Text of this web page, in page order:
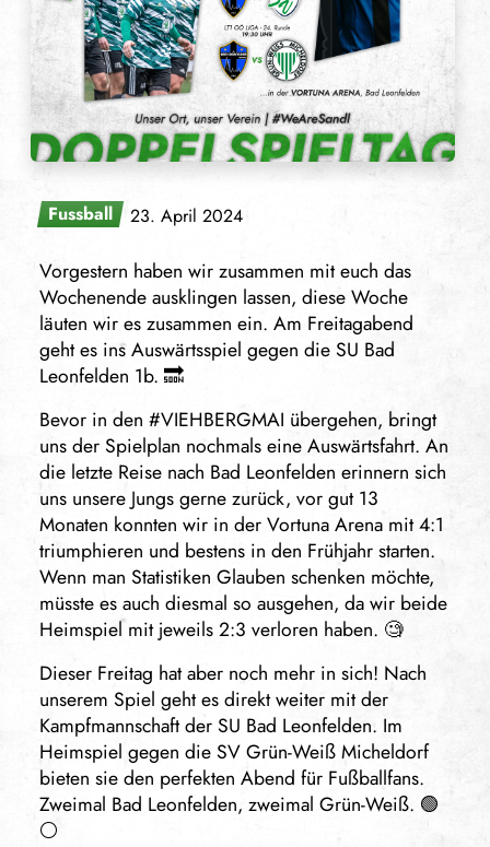
Fussball 23. April 2024
Vorgestern haben wir zusammen mit euch das
Wochenende ausklingen lassen, diese Woche
läuten wir es zusammen ein. Am Freitagabend
geht es ins Auswärtsspiel gegen die SU Bad
Leonfelden 1b. 🔜
Bevor in den #VIEHBERGMAI übergehen, bringt
uns der Spielplan nochmals eine Auswärtsfahrt. An
die letzte Reise nach Bad Leonfelden erinnern sich
uns unsere Jungs gerne zurück, vor gut 13
Monaten konnten wir in der Vortuna Arena mit 4:1
triumphieren und bestens in den Frühjahr starten.
Wenn man Statistiken Glauben schenken möchte,
müsste es auch diesmal so ausgehen, da wir beide
Heimspiel mit jeweils 2:3 verloren haben. 🧐
Dieser Freitag hat aber noch mehr in sich! Nach
unserem Spiel geht es direkt weiter mit der
Kampfmannschaft der SU Bad Leonfelden. Im
Heimspiel gegen die SV Grün-Weiß Micheldorf
bieten sie den perfekten Abend für Fußballfans.
Zweimal Bad Leonfelden, zweimal Grün-Weiß. 🟢
⚪